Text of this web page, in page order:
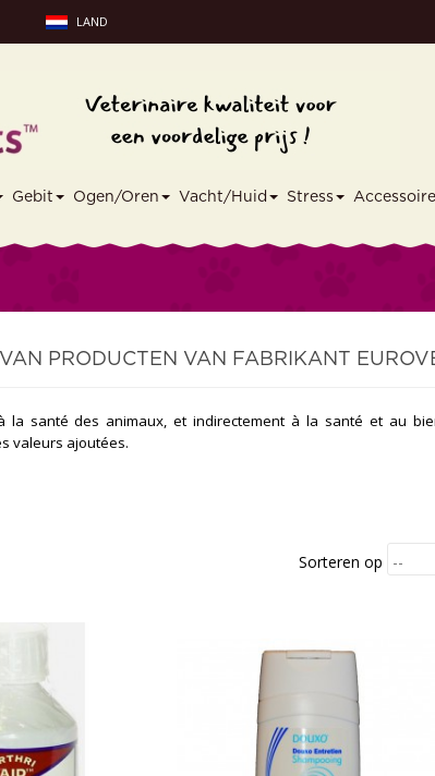
LAND
Gebit Ogen/Oren Vacht/Huid Stress
PRODUCTEN VAN FABRIKANT
à la santé des animaux, et indirectement à la santé et au
valeurs ajoutées.
Sorteren op